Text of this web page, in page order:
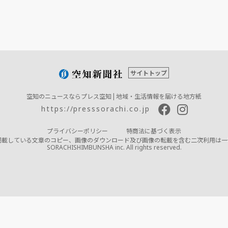
サイトトップ
空知のニュースならプレス空知 | 地域・生活情報を届ける地方紙
https://presssorachi.co.jp
プライバシーポリシー
特商法に基づく表示
している文章のコピー、画像のダウンロード及び画像の転載を含む二次利用は一
SORACHISHIMBUNSHA inc. All rights reserved.